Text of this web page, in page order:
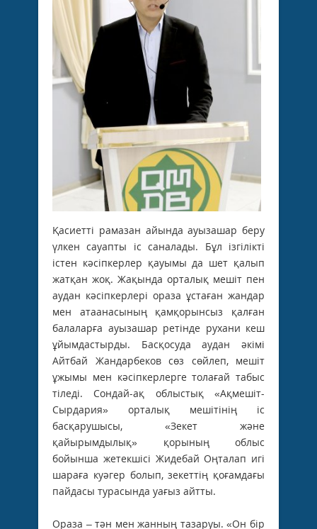
Қасиетті рамазан айында ауызашар беру
үлкен сауапты іс саналады. Бұл ізгілікті
істен кәсіпкерлер қауымы да шет қалып
жатқан жоқ. Жақында орталық мешіт пен
аудан кәсіпкерлері ораза ұстаған жандар
мен атаанасының қамқорынсыз қалған
балаларға ауызашар ретінде рухани кеш
ұйымдастырды. Басқосуда аудан әкімі
Айтбай Жандарбеков сөз сөйлеп, мешіт
ұжымы мен кәсіпкерлерге толағай табыс
тіледі. Сондай-ақ облыстық «Ақмешіт-
Сырдария» орталық мешітінің іс
басқарушысы, «Зекет және
қайырымдылық» қорының облыс
бойынша жетекшісі Жидебай Оңталап игі
шараға куәгер болып, зекеттің қоғамдағы
пайдасы турасында уағыз айтты.
Ораза – тән мен жанның тазаруы. «Он бір